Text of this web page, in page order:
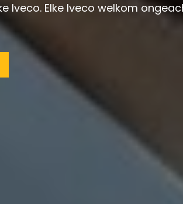
Iveco. Elke Iveco welkom